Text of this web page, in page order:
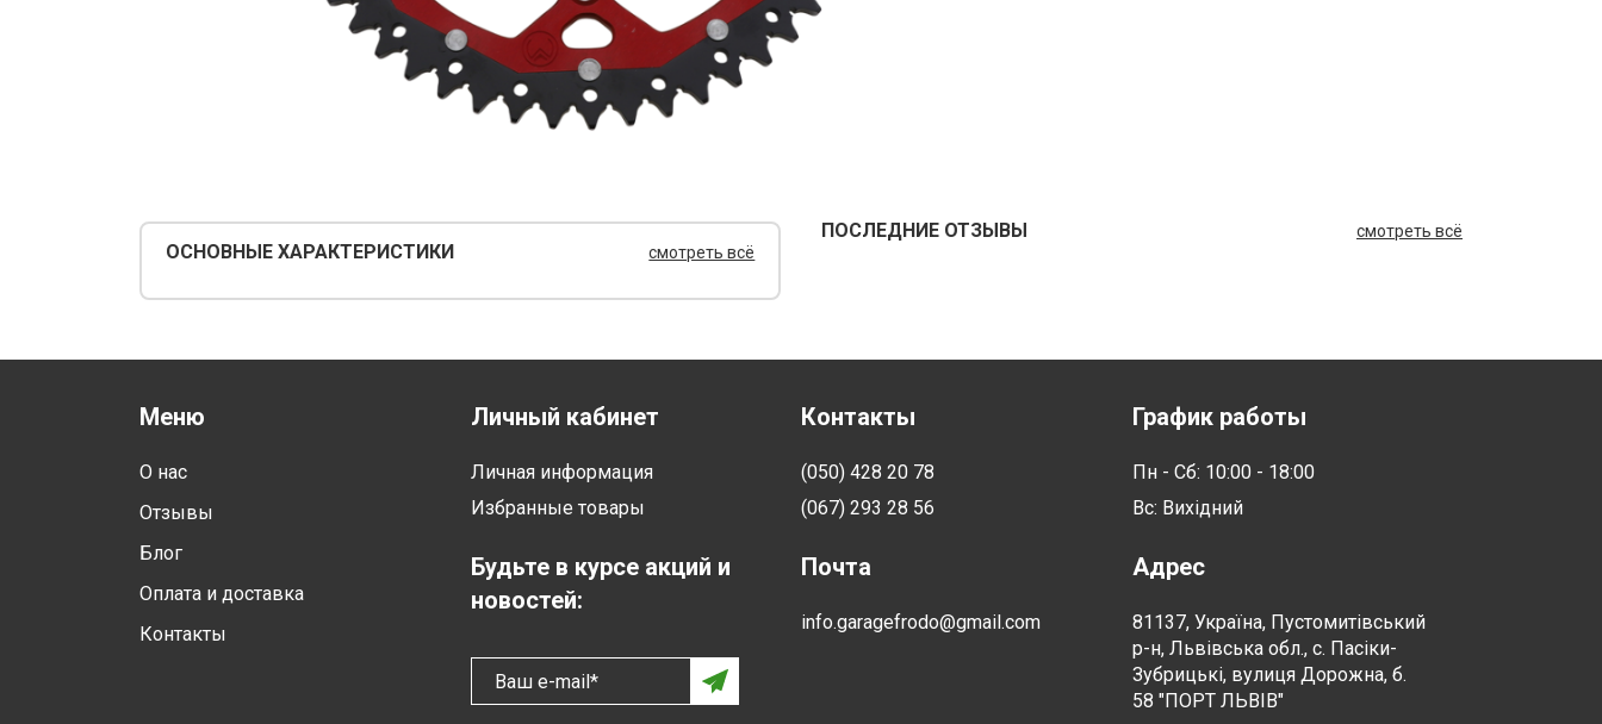
ОСНОВНЫЕ ХАРАКТЕРИСТИКИ смотреть всё
ПОСЛЕДНИЕ ОТЗЫВЫ смотреть всё
Меню
О нас
Отзывы
Блог
Оплата и доставка
Контакты
Личный кабинет
Личная информация
Избранные товары
Будьте в курсе акций и
новостей:
Ваш e-mail*
Контакты
(050) 428 20 78
(067) 293 28 56
Почта
info.garagefrodo@gmail.com
График работы
Пн - Сб: 10:00 - 18:00
Вс: Вихідний
Адрес
81137, Україна, Пустомитівський
р-н, Львівська обл., с. Пасіки-
Зубрицькі, вулиця Дорожна, б.
58 "ПОРТ ЛЬВІВ"